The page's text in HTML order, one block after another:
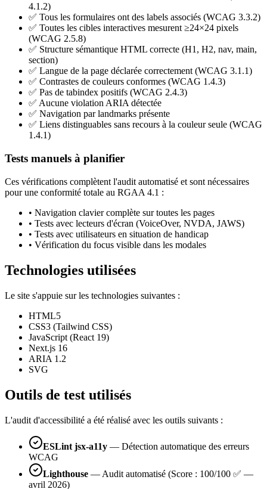
4.1.2)
✅ Tous les formulaires ont des labels associés (WCAG 3.3.2)
✅ Toutes les cibles interactives mesurent ≥24×24 pixels
(WCAG 2.5.8)
✅ Structure sémantique HTML correcte (H1, H2, nav, main,
section)
✅ Langue de la page déclarée correctement (WCAG 3.1.1)
✅ Contrastes de couleurs conformes (WCAG 1.4.3)
✅ Pas de tabindex positifs (WCAG 2.4.3)
✅ Aucune violation ARIA détectée
✅ Navigation par landmarks présente
✅ Liens distinguables sans recours à la couleur seule (WCAG
1.4.1)
Tests manuels à planifier
Ces vérifications complètent l'audit automatisé et sont nécessaires
pour une conformité totale au RGAA 4.1 :
• Navigation clavier complète sur toutes les pages
• Tests avec lecteurs d'écran (VoiceOver, NVDA, JAWS)
• Tests avec utilisateurs en situation de handicap
• Vérification du focus visible dans les modales
Technologies utilisées
Le site s'appuie sur les technologies suivantes :
HTML5
CSS3 (Tailwind CSS)
JavaScript (React 19)
Next.js 16
ARIA 1.2
SVG
Outils de test utilisés
L'audit d'accessibilité a été réalisé avec les outils suivants :
ESLint jsx-a11y — Détection automatique des erreurs
WCAG
Lighthouse — Audit automatisé (Score : 100/100 ✅ —
avril 2026)